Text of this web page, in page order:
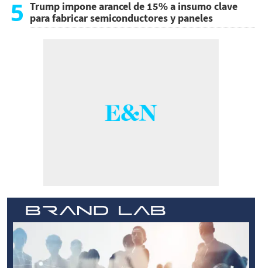
5 Trump impone arancel de 15% a insumo clave
para fabricar semiconductores y paneles